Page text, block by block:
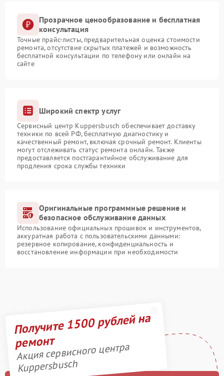
Прозрачное ценообразование и бесплатная
консультация
Точные прайс-листы, предварительная оценка стоимости
ремонта, отсутствие скрытых платежей и возможность
бесплатной консультации по телефону или онлайн на
сайте
Широкий спектр услуг
Сервисный центр Kuppersbusch обеспечивает доставку
техники по всей РФ, бесплатную диагностику и
качественный ремонт, включая срочный ремонт. Клиенты
могут отслеживать статус ремонта онлайн. Также
предоставляется постгарантийное обслуживание для
продления срока службы техники
Оригинальные программные решение и
безопасное обслуживание данных
Использование официальных прошивок и инструментов,
аккуратная работа с пользовательскими данными:
резервное копирование, конфиденциальность и
восстановление информации при необходимости
Получите 1500 рублей на
ремонт
Акция сервисного центра
Kuppersbusch